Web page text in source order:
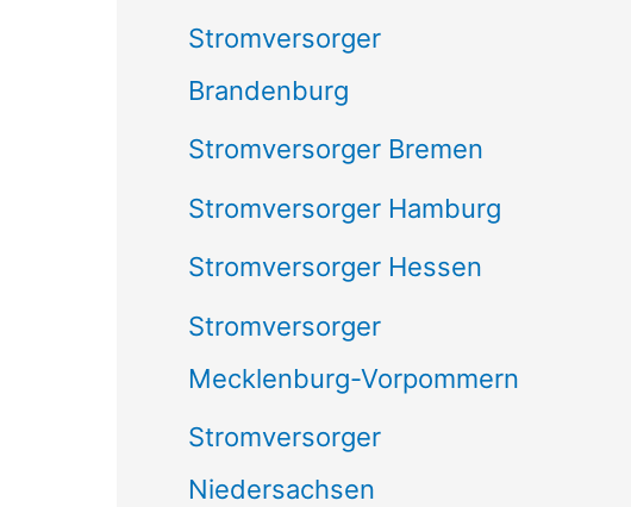
Stromversorger
Brandenburg
Stromversorger Bremen
Stromversorger Hamburg
Stromversorger Hessen
Stromversorger
Mecklenburg-Vorpommern
Stromversorger
Niedersachsen